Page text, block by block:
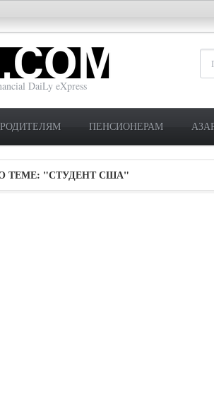
DaiLy eXpress
РОДИТЕЛЯМ ПЕНСИОНЕРАМ
ТЕМЕ: "СТУДЕНТ США"